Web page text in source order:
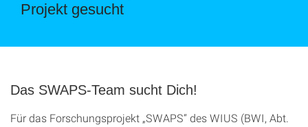
Projekt gesucht
Das SWAPS-Team sucht Dich!
Für das Forschungsprojekt „SWAPS“ des WIUS (BWI, Abt.